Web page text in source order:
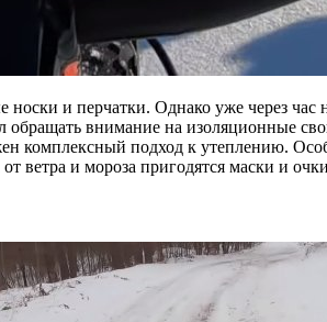
и перчатки. Однако уже через час
внимание на изоляционные
комплексный подход к утеплению.
ветра и мороза пригодятся маски и